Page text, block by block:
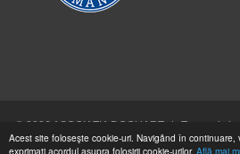
Acest site foloseşte cookie-uri. Navigând în continuare,
exprimaţi acordul asupra folosirii cookie-urilor. Află mai
© 2026 ASOCIAŢIA DOCUART | Termeni şi
urile